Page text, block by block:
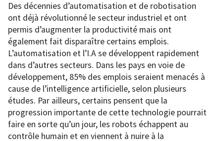
Des décennies d’automatisation et de robotisation
ont déjà révolutionné le secteur industriel et ont
permis d’augmenter la productivité mais ont
également fait disparaître certains emplois.
L’automatisation et l’I.A se développent rapidement
dans d’autres secteurs. Dans les pays en voie de
développement, 85% des emplois seraient menacés à
cause de l’intelligence artificielle, selon plusieurs
études. Par ailleurs, certains pensent que la
progression importante de cette technologie pourrait
faire en sorte qu’un jour, les robots échappent au
contrôle humain et en viennent à nuire à la